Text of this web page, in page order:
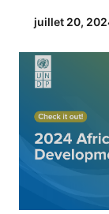
juillet 20,